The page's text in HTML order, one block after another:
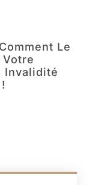
Le
Votre
Invalidité